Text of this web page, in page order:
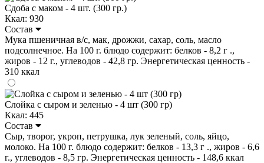
Сдоба с маком - 4 шт. (300 гр.)
Ккал: 930
Состав
Мука пшеничная в/с, мак, дрожжи, сахар, соль, масло
подсолнечное. На 100 г. блюдо содержит: белков - 8,2 г .,
жиров - 12 г., углеводов - 42,8 гр. Энергетическая ценность -
310 ккал
Слойка с сыром и зеленью - 4 шт (300 гр)
Ккал: 445
Состав
Сыр, творог, укроп, петрушка, лук зеленый, соль, яйцо,
молоко. На 100 г. блюдо содержит: белков - 13,3 г ., жиров - 6,6
г., углеводов - 8,5 гр. Энергетическая ценность - 148,6 ккал